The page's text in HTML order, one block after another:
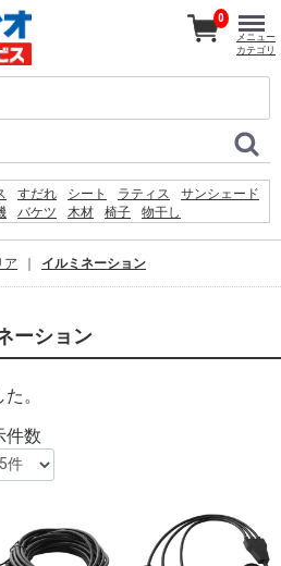
すだれ シート ラティス
サンシェード
バケツ 木材 椅子
物干し
ットティッシュ
空調服
0
メニュー
カテゴリ
ア イルミネーション
ーション
。
件数